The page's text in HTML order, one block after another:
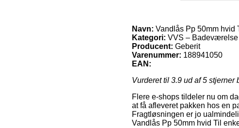
Navn: Vandlås Pp 50mm hvid
Kategori: VVS –
Producent: Geberit
Varenummer: 188941050
EAN:
Vurderet til 3.9 ud af 5 stjerner
Flere e-shops tildeler nu om
at få afleveret pakken hos en
Fragtløsningen er jo
Vandlås Pp 50mm hvid Til